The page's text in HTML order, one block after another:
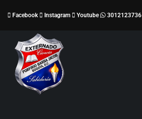
Facebook Instagram Youtube 3012123736